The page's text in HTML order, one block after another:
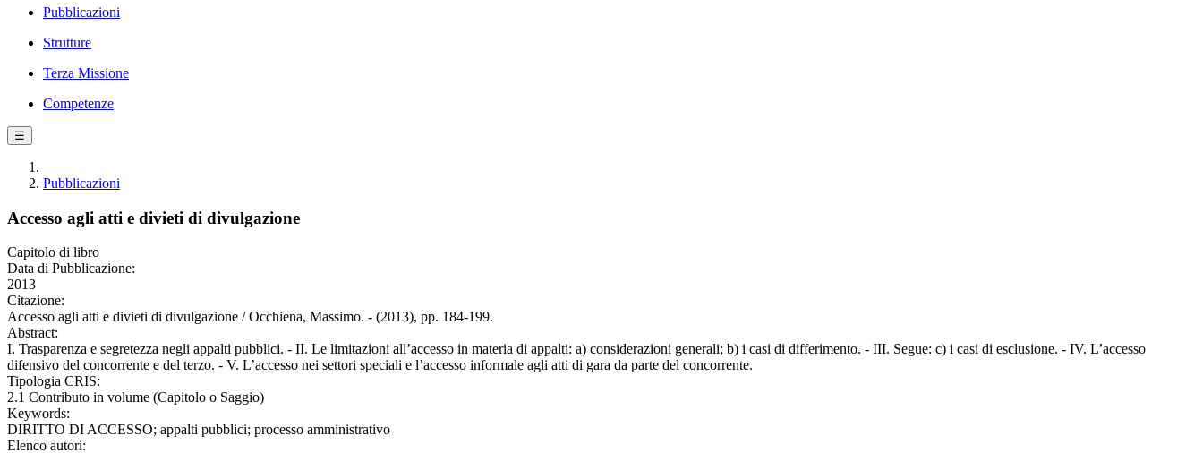
Pubblicazioni
Strutture
Terza Missione
Competenze
☰
Pubblicazioni
Accesso agli atti e divieti di divulgazione
Capitolo di libro
Data di Pubblicazione:
2013
Citazione:
Accesso agli atti e divieti di divulgazione / Occhiena, Massimo. - (2013), pp. 184-199.
Abstract:
I. Trasparenza e segretezza negli appalti pubblici. - II. Le limitazioni all’accesso in materia di appalti: a) considerazioni generali; b) i casi di differimento. - III. Segue: c) i casi di esclusione. - IV. L’accesso
difensivo del concorrente e del terzo. - V. L’accesso nei settori speciali e l’accesso informale agli atti di gara da parte del concorrente.
Tipologia CRIS:
2.1 Contributo in volume (Capitolo o Saggio)
Keywords:
DIRITTO DI ACCESSO; appalti pubblici; processo amministrativo
Elenco autori: